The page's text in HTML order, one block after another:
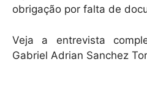
obrigação por falta de
Veja a entrevista
Gabriel Adrian Sanchez